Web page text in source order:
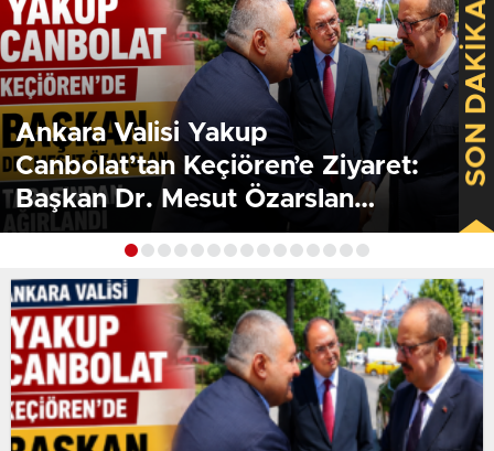
Ankara Valisi Yakup
Canbolat’tan Keçiören’e Ziyaret:
Başkan Dr. Mesut Özarslan
Ağırladı
SON DAKİKA